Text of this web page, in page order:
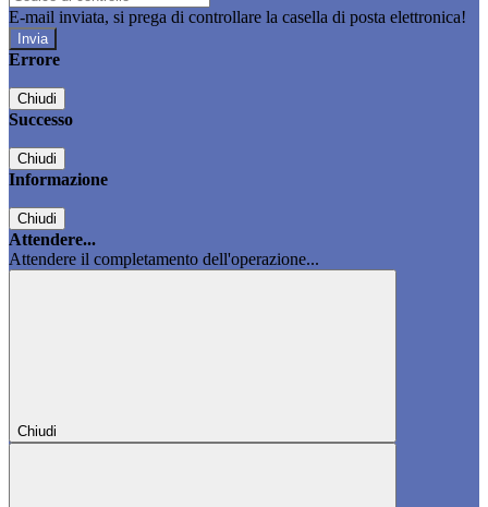
E-mail inviata, si prega di controllare la casella di posta elettronica!
Errore
Chiudi
Successo
Chiudi
Informazione
Chiudi
Attendere...
Attendere il completamento dell'operazione...
Chiudi